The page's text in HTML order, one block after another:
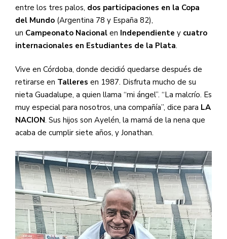
entre los tres palos, dos participaciones en la Copa
del Mundo (Argentina 78 y España 82),
un Campeonato Nacional en Independiente y cuatro
internacionales en Estudiantes de la Plata.
Vive en Córdoba, donde decidió quedarse después de
retirarse en Talleres en 1987. Disfruta mucho de su
nieta Guadalupe, a quien llama “mi ángel”. “La malcrío. Es
muy especial para nosotros, una compañía”, dice para LA
NACION. Sus hijos son Ayelén, la mamá de la nena que
acaba de cumplir siete años, y Jonathan.